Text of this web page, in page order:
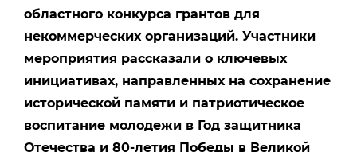
областного конкурса грантов для
некоммерческих организаций. Участники
мероприятия рассказали о ключевых
инициативах, направленных на сохранение
исторической памяти и патриотическое
воспитание молодежи в Год защитника
Отечества и 80-летия Победы в Великой